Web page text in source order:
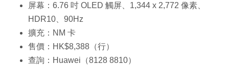
屏幕：6.76 吋 OLED 觸屏、1,344 x 2,772 像素、
HDR10、90Hz
擴充：NM 卡
售價：HK$8,388（行）
查詢：Huawei（8128 8810）